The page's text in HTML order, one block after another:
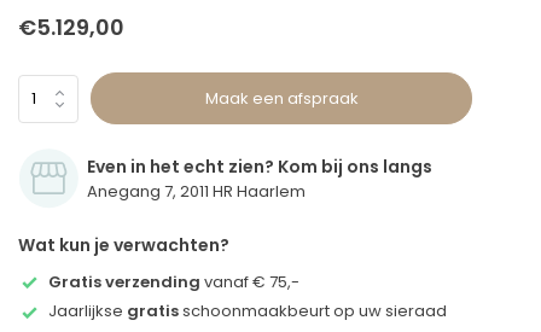
€5.129,00
Maak een afspraak
Even in het echt zien? Kom bij ons langs
Anegang 7, 2011 HR Haarlem
Wat kun je verwachten?
Gratis verzending vanaf € 75,-
Jaarlijkse gratisschoonmaakbeurt op uw sieraad